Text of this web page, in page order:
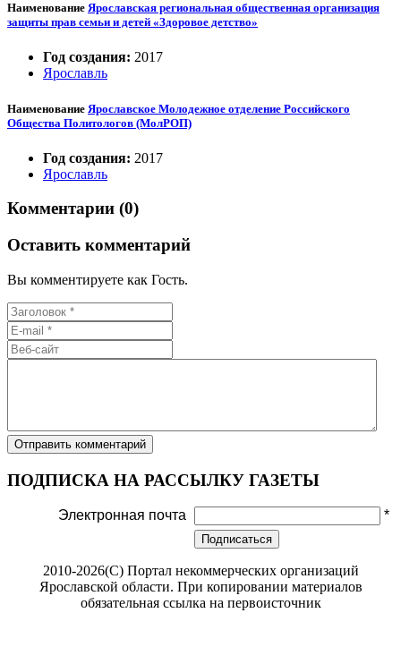
Наименование Ярославская региональная общественная организация
защиты прав семьи и детей «Здоровое детство»
Год создания: 2017
Ярославль
Наименование Ярославское Молодежное отделение Российского
Общества Политологов (МолРОП)
Год создания: 2017
Ярославль
Комментарии (0)
Оставить комментарий
Вы комментируете как Гость.
ПОДПИСКА НА РАССЫЛКУ ГАЗЕТЫ
Электронная почта *
Подписаться
2010-2026(С) Портал некоммерческих организаций
Ярославской области. При копировании материалов
обязательная ссылка на первоисточник